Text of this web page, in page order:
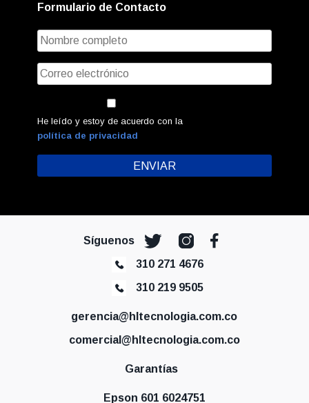
Formulario de Contacto
He leído y estoy de acuerdo con la
política de privacidad
Síguenos
310 271 4676
310 219 9505
gerencia@hltecnologia.com.co
comercial@hltecnologia.com.co
Garantías
Epson 601 6024751